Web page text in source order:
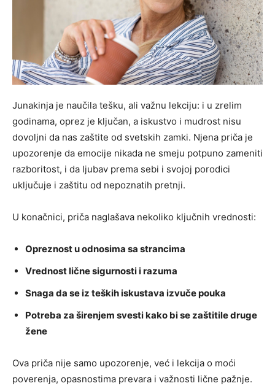
Junakinja je naučila tešku, ali važnu lekciju: i u zrelim
godinama, oprez je ključan, a iskustvo i mudrost nisu
dovoljni da nas zaštite od svetskih zamki. Njena priča je
upozorenje da emocije nikada ne smeju potpuno zameniti
razboritost, i da ljubav prema sebi i svojoj porodici
uključuje i zaštitu od nepoznatih pretnji.
U konačnici, priča naglašava nekoliko ključnih vrednosti:
Opreznost u odnosima sa strancima
Vrednost lične sigurnosti i razuma
Snaga da se iz teških iskustava izvuče pouka
Potreba za širenjem svesti kako bi se zaštitile druge
žene
Ova priča nije samo upozorenje, već i lekcija o moći
poverenja, opasnostima prevara i važnosti lične pažnje.